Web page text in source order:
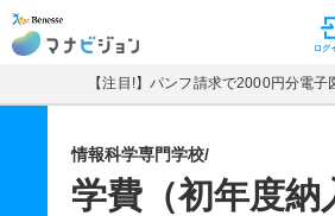
マナビジョン ログ
【注目!】パンフ請求で2000円分電子
情報科学専門学校/
学費（初年度納